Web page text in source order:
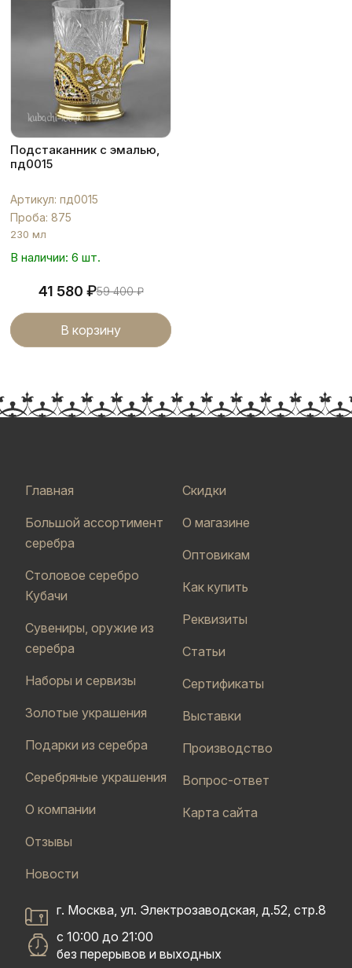
Подстаканник с эмалью,
пд0015
Артикул: пд0015
Проба: 875
230 мл
В наличии: 6 шт.
41 580 ₽59 400₽
В корзину
Главная
Большой ассортимент
серебра
Столовое серебро
Кубачи
Сувениры, оружие из
серебра
Наборы и сервизы
Золотые украшения
Подарки из серебра
Серебряные украшения
О компании
Отзывы
Новости
Скидки
О магазине
Оптовикам
Как купить
Реквизиты
Статьи
Сертификаты
Выставки
Производство
Вопрос-ответ
Карта сайта
г. Москва, ул. Электрозаводская, д.52, стр.8
с 10:00 до 21:00
без перерывов и выходных